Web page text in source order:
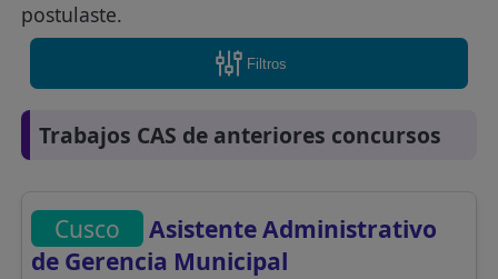
postulaste.
Filtros
Trabajos CAS de anteriores concursos
Cusco
Asistente Administrativo
de Gerencia Municipal